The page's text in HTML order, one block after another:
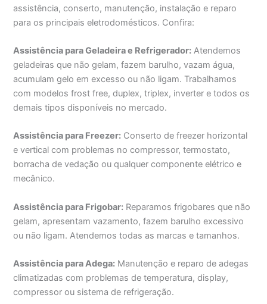
assistência, conserto, manutenção, instalação e reparo
para os principais eletrodomésticos. Confira:
Assistência para Geladeira e Refrigerador: Atendemos
geladeiras que não gelam, fazem barulho, vazam água,
acumulam gelo em excesso ou não ligam. Trabalhamos
com modelos frost free, duplex, triplex, inverter e todos os
demais tipos disponíveis no mercado.
Assistência para Freezer: Conserto de freezer horizontal
e vertical com problemas no compressor, termostato,
borracha de vedação ou qualquer componente elétrico e
mecânico.
Assistência para Frigobar: Reparamos frigobares que não
gelam, apresentam vazamento, fazem barulho excessivo
ou não ligam. Atendemos todas as marcas e tamanhos.
Assistência para Adega: Manutenção e reparo de adegas
climatizadas com problemas de temperatura, display,
compressor ou sistema de refrigeração.